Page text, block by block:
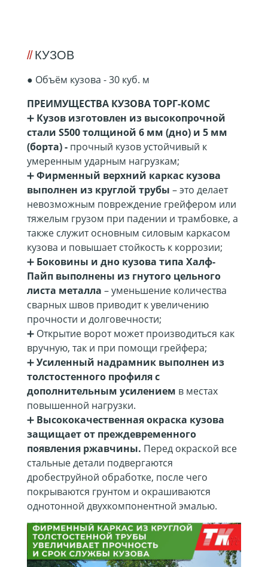
КУЗОВ
● Объём кузова - 30 куб. м
ПРЕИМУЩЕСТВА КУЗОВА ТОРГ-КОМС
➕ Кузов изготовлен из высокопрочной
стали S500 толщиной 6 мм (дно) и 5 мм
(борта) - прочный кузов устойчивый к
умеренным ударным нагрузкам;
➕Фирменный верхний каркас кузова
выполнен из круглой трубы – это делает
невозможным повреждение грейфером или
тяжелым грузом при падении и трамбовке, а
также служит основным силовым каркасом
кузова и повышает стойкость к коррозии;
➕ Боковины и дно кузова типа Халф-
Пайп выполнены из гнутого цельного
листа металла – уменьшение количества
сварных швов приводит к увеличению
прочности и долговечности;
➕ Открытие ворот может производиться как
вручную, так и при помощи грейфера;
➕Усиленный надрамник выполнен из
толстостенного профиля с
дополнительным усилением в местах
повышенной нагрузки.
➕ Высококачественная окраска кузова
защищает от преждевременного
появления ржавчины. Перед окраской все
стальные детали подвергаются
дробеструйной обработке, после чего
покрываются грунтом и окрашиваются
однотонной двухкомпонентной эмалью.